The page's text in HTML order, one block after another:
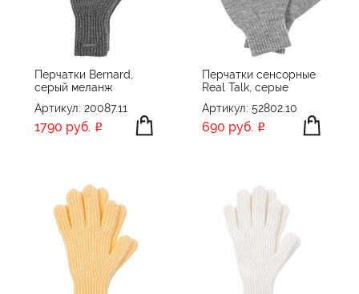
Перчатки Bernard,
серый меланж
Артикул: 20087.11
1790 руб.
Перчатки сенсорные
Real Talk, серые
Артикул: 52802.10
690 руб.